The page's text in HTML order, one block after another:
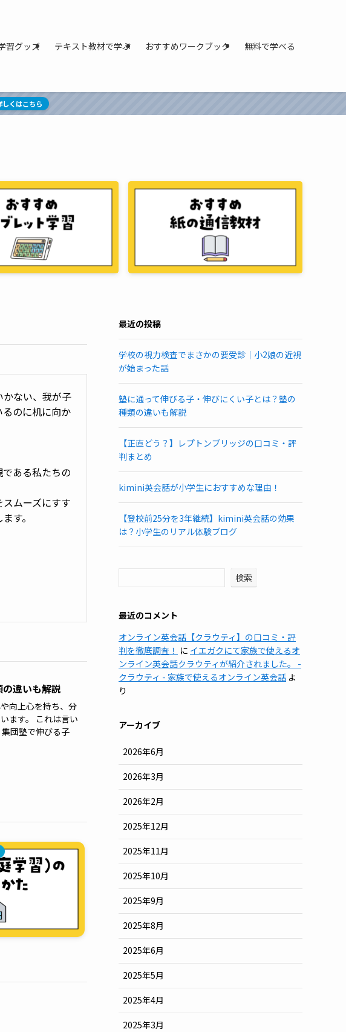
習グッズ テキスト教材で学ぶ おすすめワークブック 無料で学べる
しくはこちら
ない、我が子
のに机に向か
ある私たちの
ムーズにすす
す。
違いも解説
向上心を持ち、分
ます。 これは言い
団塾で伸びる子
最近の投稿
学校の視力検査でまさかの要受診｜小2娘の近視
が始まった話
塾に通って伸びる子・伸びにくい子とは？塾の
種類の違いも解説
【正直どう？】レプトンブリッジの口コミ・評
判まとめ
kimini英会話が小学生におすすめな理由！
【登校前25分を3年継続】kimini英会話の効果
は？小学生のリアル体験ブログ
検索
最近のコメント
オンライン英会話【クラウティ】の口コミ・評
判を徹底調査！ に イエガクにて家族で使えるオ
ンライン英会話クラウティが紹介されました。 -
クラウティ - 家族で使えるオンライン英会話 よ
り
アーカイブ
2026年6月
2026年3月
2026年2月
2025年12月
2025年11月
2025年10月
2025年9月
2025年8月
2025年6月
2025年5月
2025年4月
2025年3月